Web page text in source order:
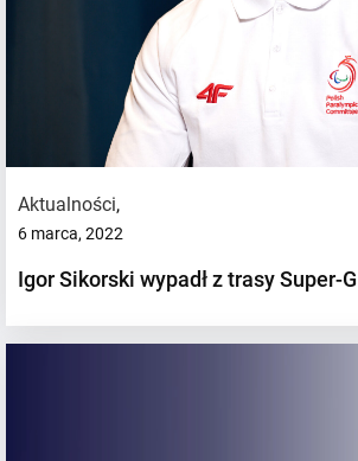
Aktualności,
6 marca, 2022
Igor Sikorski wypadł z trasy Super-G